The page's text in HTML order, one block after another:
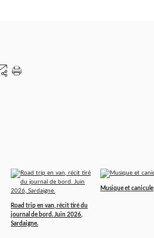
Road trip en van, récit tiré du
journal de bord. Juin 2026,
Sardaigne.
Musique et canicule